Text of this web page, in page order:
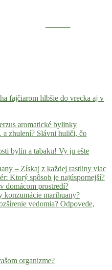
fajčiarom hlbšie do vrecka aj v
aromatické bylinky
zhulení? Slávni huliči, čo
bylín a tabaku! Vy ju ešte
– Získaj z každej rastliny viac
Ktorý spôsob je najúspornejší?
prostredí?
konzumácie marihuany?
vedomia? Odpovede,
organizme?